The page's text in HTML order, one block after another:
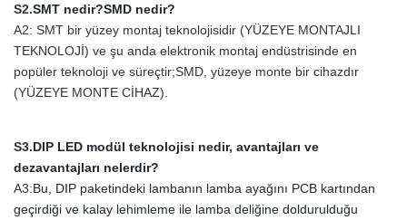
S2.SMT nedir?SMD nedir?
A2: SMT bir yüzey montaj teknolojisidir (YÜZEYE MONTAJLI
TEKNOLOJİ) ve şu anda elektronik montaj endüstrisinde en
popüler teknoloji ve süreçtir;SMD, yüzeye monte bir cihazdır
(YÜZEYE MONTE CİHAZ).
S3.DIP LED modül teknolojisi nedir, avantajları ve
dezavantajları nelerdir?
A3:Bu, DIP paketindeki lambanın lamba ayağını PCB kartından
geçirdiği ve kalay lehimleme ile lamba deliğine doldurulduğu